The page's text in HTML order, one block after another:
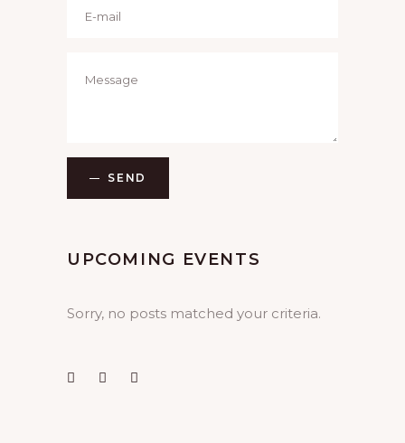
SEND
UPCOMING EVENTS
Sorry, no posts matched your criteria.